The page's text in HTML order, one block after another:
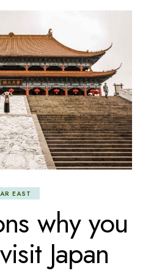
EAST
why you
Japan